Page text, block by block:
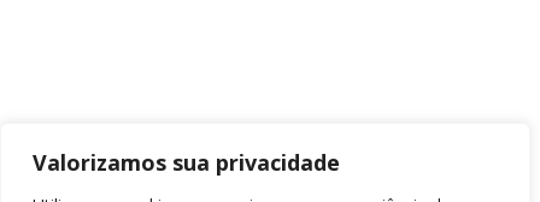
Valorizamos sua privacidade